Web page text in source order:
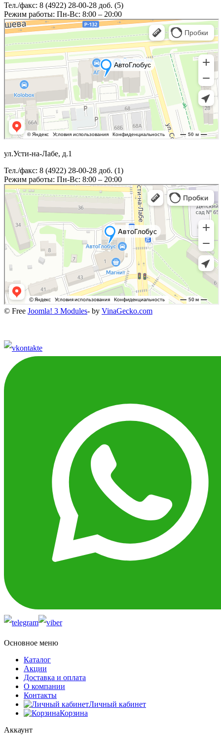
Тел./факс: 8 (4922) 28-00-28 доб. (5)
Режим работы: Пн-Вс: 8:00 – 20:00
ул.Усти-на-Лабе, д.1
Тел./факс: 8 (4922) 28-00-28 доб. (1)
Режим работы: Пн-Вс: 8:00 – 20:00
© Free Joomla! 3 Modules- by VinaGecko.com
Основное меню
Каталог
Акции
Доставка и оплата
О компании
Контакты
Личный кабинет
Корзина
Аккаунт